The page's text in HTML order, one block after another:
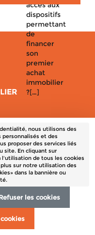
nous utilisons des
personnalisés et des
proposer des services liés
site. En cliquant sur
l'utilisation de tous les cookies
sur notre utilisation des
dans la bannière ou
les cookies
accès aux
dispositifs
permettant
de
financer
son
premier
achat
immobilier
?[…]